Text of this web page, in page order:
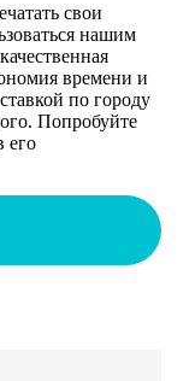
свои
нашим
времени и
по городу
Попробуйте
его